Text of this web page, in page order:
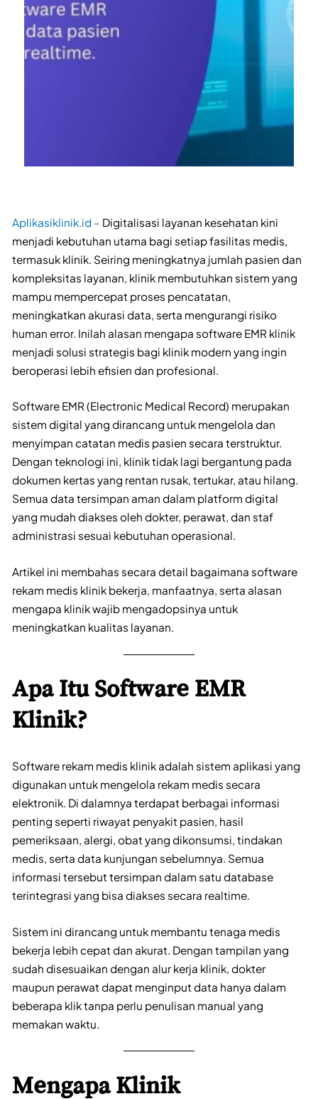
Aplikasiklinik.id – Digitalisasi layanan kesehatan kini
menjadi kebutuhan utama bagi setiap fasilitas medis,
termasuk klinik. Seiring meningkatnya jumlah pasien dan
kompleksitas layanan, klinik membutuhkan sistem yang
mampu mempercepat proses pencatatan,
meningkatkan akurasi data, serta mengurangi risiko
human error. Inilah alasan mengapa software EMR klinik
menjadi solusi strategis bagi klinik modern yang ingin
beroperasi lebih efisien dan profesional.
Software EMR (Electronic Medical Record) merupakan
sistem digital yang dirancang untuk mengelola dan
menyimpan catatan medis pasien secara terstruktur.
Dengan teknologi ini, klinik tidak lagi bergantung pada
dokumen kertas yang rentan rusak, tertukar, atau hilang.
Semua data tersimpan aman dalam platform digital
yang mudah diakses oleh dokter, perawat, dan staf
administrasi sesuai kebutuhan operasional.
Artikel ini membahas secara detail bagaimana software
rekam medis klinik bekerja, manfaatnya, serta alasan
mengapa klinik wajib mengadopsinya untuk
meningkatkan kualitas layanan.
Apa Itu Software EMR
Klinik?
Software rekam medis klinik adalah sistem aplikasi yang
digunakan untuk mengelola rekam medis secara
elektronik. Di dalamnya terdapat berbagai informasi
penting seperti riwayat penyakit pasien, hasil
pemeriksaan, alergi, obat yang dikonsumsi, tindakan
medis, serta data kunjungan sebelumnya. Semua
informasi tersebut tersimpan dalam satu database
terintegrasi yang bisa diakses secara realtime.
Sistem ini dirancang untuk membantu tenaga medis
bekerja lebih cepat dan akurat. Dengan tampilan yang
sudah disesuaikan dengan alur kerja klinik, dokter
maupun perawat dapat menginput data hanya dalam
beberapa klik tanpa perlu penulisan manual yang
memakan waktu.
Mengapa Klinik